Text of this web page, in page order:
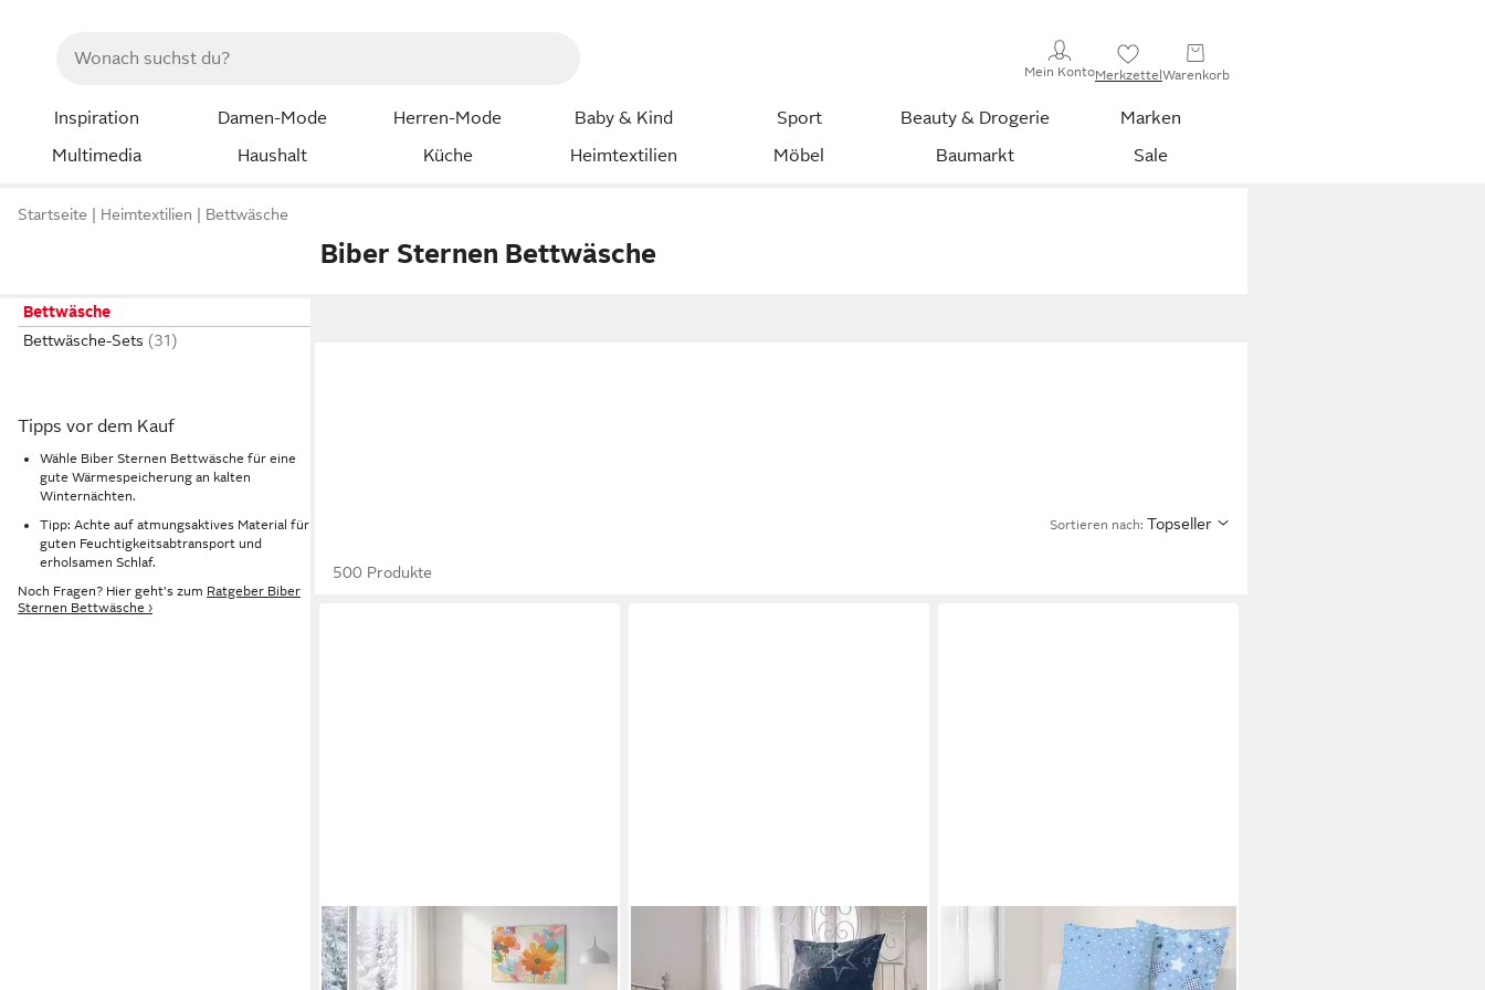
Mein KontoMerkzettelWarenkorb
Inspiration Damen-Mode Herren-Mode Baby & Kind Sport Beauty & Drogerie
Marken
Multimedia
Haushalt Küche Heimtextilien Möbel Baumarkt Sale
Startseite Heimtextilien Bettwäsche
Biber Sternen Bettwäsche
Bettwäsche
Bettwäsche-Sets
Tipps vor dem Kauf
Wähle Biber Sternen Bettwäsche für eine
gute Wärmespeicherung an kalten
Winternächten.
Tipp: Achte auf atmungsaktives Material für
guten Feuchtigkeitsabtransport und
erholsamen Schlaf.
Noch Fragen? Hier geht's zum Ratgeber Biber
Sternen Bettwäsche ›
Sortieren nach: Topseller
500 Produkte
BUYMAX
Bettwäsche Regenbogen, Rainbow
100% Baumwolle, Biber, 2 teilig,
Bettwäsche Sterne, Biber, 2 teilig,
warme weiche Kuschelsterne
MTONLINEHANDEL
Bettwäsche Sterne 135x200 +
80x80 cm, 100 % Baumwolle, Biber,